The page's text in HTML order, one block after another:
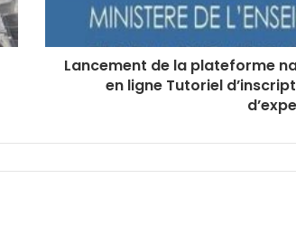
Lancement de la plateforme
en ligne Tutoriel